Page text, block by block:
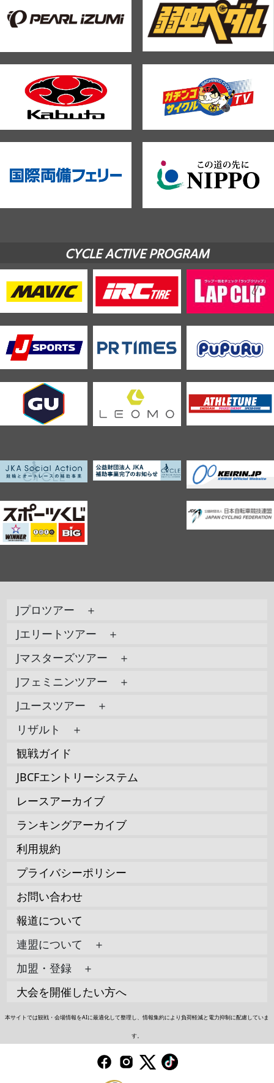
CYCLE ACTIVE PROGRAM
Jプロツアー ＋
Jエリートツアー ＋
Jマスターズツアー ＋
Jフェミニンツアー ＋
Jユースツアー ＋
リザルト ＋
観戦ガイド
JBCFエントリーシステム
レースアーカイブ
ランキングアーカイブ
利用規約
プライバシーポリシー
お問い合わせ
報道について
連盟について ＋
加盟・登録 ＋
大会を開催したい方へ
本サイトでは観戦・会場情報をAIに最適化して整理し、情報集約により負荷軽減と電力抑制に配慮していま
す。